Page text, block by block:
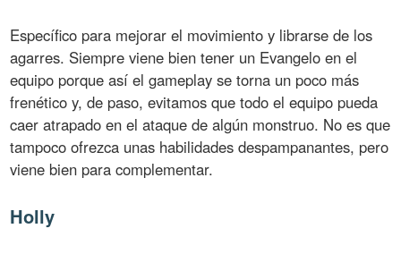
Específico para mejorar el movimiento y librarse de los
agarres. Siempre viene bien tener un Evangelo en el
equipo porque así el gameplay se torna un poco más
frenético y, de paso, evitamos que todo el equipo pueda
caer atrapado en el ataque de algún monstruo. No es que
tampoco ofrezca unas habilidades despampanantes, pero
viene bien para complementar.
Holly